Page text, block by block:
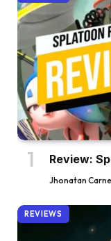
Review:
Jhonatan
REVIEWS